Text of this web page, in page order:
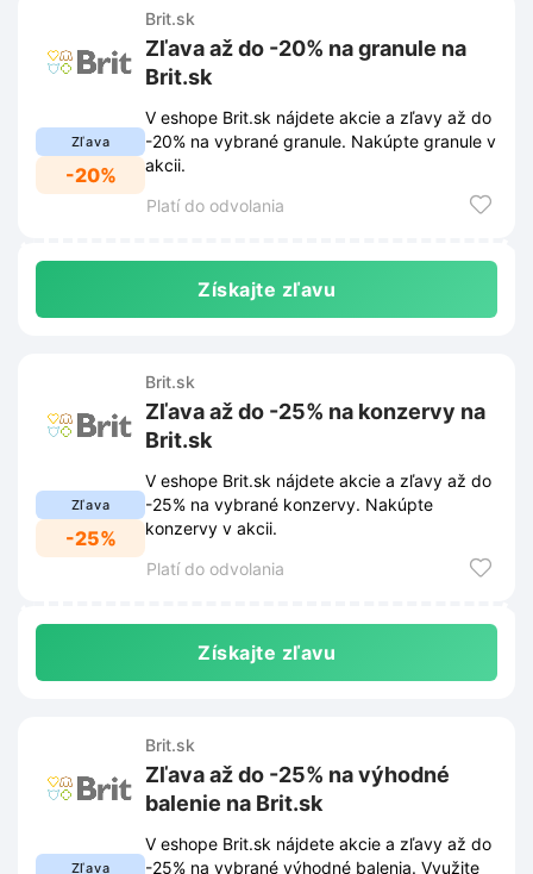
Zľava
-20%
Brit.sk
Zľava až do -20% na granule na
Brit.sk
V eshope Brit.sk nájdete akcie a zľavy až do
-20% na vybrané granule. Nakúpte granule v
akcii.
Platí do odvolania
Získajte zľavu
Zľava
-25%
Brit.sk
Zľava až do -25% na konzervy na
Brit.sk
V eshope Brit.sk nájdete akcie a zľavy až do
-25% na vybrané konzervy. Nakúpte
konzervy v akcii.
Platí do odvolania
Získajte zľavu
Zľava
Brit.sk
Zľava až do -25% na výhodné
balenie na Brit.sk
V eshope Brit.sk nájdete akcie a zľavy až do
-25% na vybrané výhodné balenia. Využite